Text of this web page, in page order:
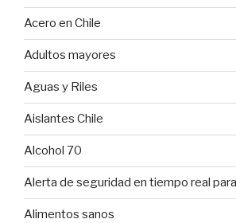
Acero en Chile
Adultos mayores
Aguas y Riles
Aislantes Chile
Alcohol 70
Alerta de seguridad en tiempo real
Alimentos sanos